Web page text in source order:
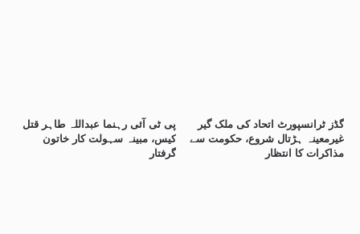
پی ٹی آئی رہنما عبداللہ طاہر قتل
کیس، مبینہ سہولت کار خاتون
گرفتار
گڈز ٹرانسپورٹ اتحاد کی ملک گیر
غیرمعینہ ہڑتال شروع، حکومت سے
مذاکرات کا انتظار